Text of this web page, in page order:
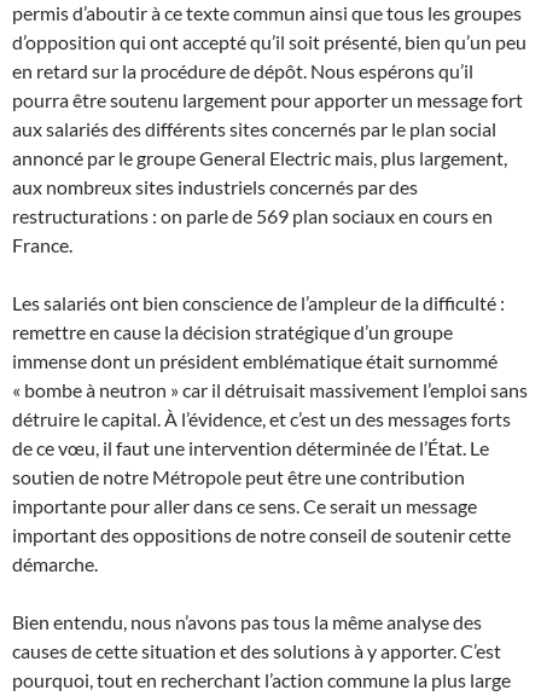
permis d’aboutir à ce texte commun ainsi que tous les groupes
d’opposition qui ont accepté qu’il soit présenté, bien qu’un peu
en retard sur la procédure de dépôt. Nous espérons qu’il
pourra être soutenu largement pour apporter un message fort
aux salariés des différents sites concernés par le plan social
annoncé par le groupe General Electric mais, plus largement,
aux nombreux sites industriels concernés par des
restructurations : on parle de 569 plan sociaux en cours en
France.
Les salariés ont bien conscience de l’ampleur de la difficulté :
remettre en cause la décision stratégique d’un groupe
immense dont un président emblématique était surnommé
« bombe à neutron » car il détruisait massivement l’emploi sans
détruire le capital. À l’évidence, et c’est un des messages forts
de ce vœu, il faut une intervention déterminée de l’État. Le
soutien de notre Métropole peut être une contribution
importante pour aller dans ce sens. Ce serait un message
important des oppositions de notre conseil de soutenir cette
démarche.
Bien entendu, nous n’avons pas tous la même analyse des
causes de cette situation et des solutions à y apporter. C’est
pourquoi, tout en recherchant l’action commune la plus large